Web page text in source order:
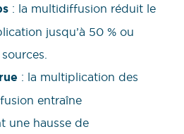
: la multidiffusion réduit le
jusqu’à 50 % ou
: la multiplication des
entraîne
une hausse de